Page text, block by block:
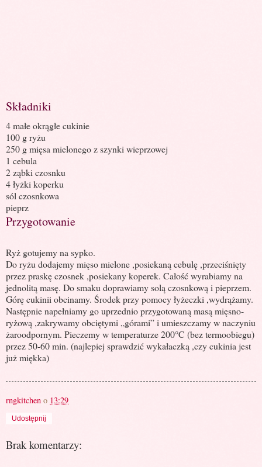
Składniki
4 małe okrągłe cukinie
100 g ryżu
250 g mięsa mielonego z szynki wieprzowej
1 cebula
2 ząbki czosnku
4 łyżki koperku
sól czosnkowa
pieprz
Przygotowanie
Ryż gotujemy na sypko.
Do ryżu dodajemy mięso mielone ,posiekaną cebulę ,przeciśnięty
przez praskę czosnek ,posiekany koperek. Całość wyrabiamy na
jednolitą masę. Do smaku doprawiamy solą czosnkową i pieprzem.
Górę cukinii obcinamy. Środek przy pomocy łyżeczki ,wydrążamy.
Następnie napełniamy go uprzednio przygotowaną masą mięsno-
ryżową ,zakrywamy obciętymi „górami” i umieszczamy w naczyniu
żaroodpornym. Pieczemy w temperaturze 200°C (bez termoobiegu)
przez 50-60 min. (najlepiej sprawdzić wykałaczką ,czy cukinia jest
już miękka)
rngkitchen o 13:29
Udostępnij
Brak komentarzy: